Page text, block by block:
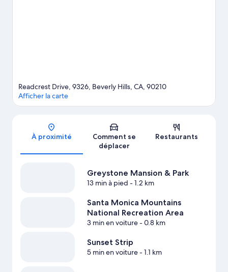
Carte
Readcrest Drive, 9326, Beverly Hills, CA, 90210
Afficher la carte
À proximité
Comment se
déplacer
Restaurants
Greystone Mansion & Park
13 min à pied - 1.2 km
Santa Monica Mountains
National Recreation Area
3 min en voiture- 0.8 km
Sunset Strip
5 min en voiture- 1.1 km